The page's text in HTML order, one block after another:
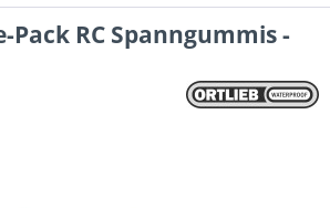
RC Spanngummis -